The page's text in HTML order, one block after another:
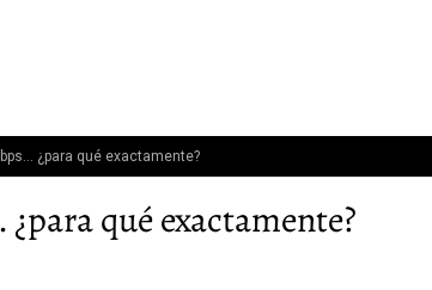
¿para qué exactamente?
qué exactamente?